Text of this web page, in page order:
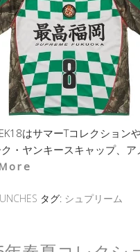
はサマーTコレクション
・ヤンキースキャップ、
タグ: シュプリーム